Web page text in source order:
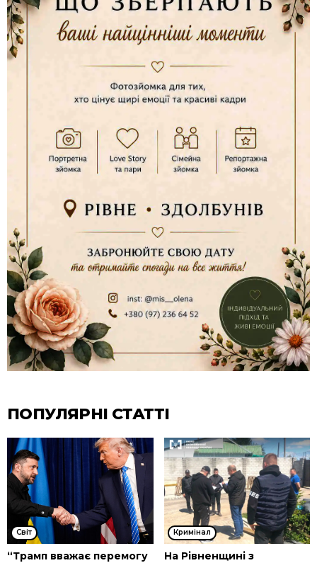
ПОПУЛЯРНІ СТАТТІ
Cвіт
“Трамп вважає перемогу
Кримінал
На Рівненщині з